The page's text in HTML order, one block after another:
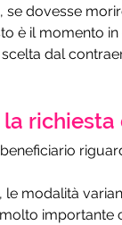
dovesse
è il momento
dal
richiesta
modalità
importante